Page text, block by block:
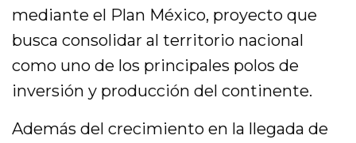
mediante el Plan México, proyecto que
busca consolidar al territorio nacional
como uno de los principales polos de
inversión y producción del continente.
Además del crecimiento en la llegada de